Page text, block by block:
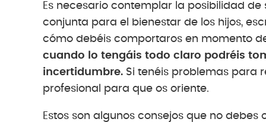
Es necesario contemplar la posibilidad
conjunta para el bienestar de los hijos,
cómo debéis comportaros en momento
cuando lo tengáis todo claro podréis
incertidumbre. Si tenéis problemas para
profesional para que os oriente.
Estos son algunos consejos que no